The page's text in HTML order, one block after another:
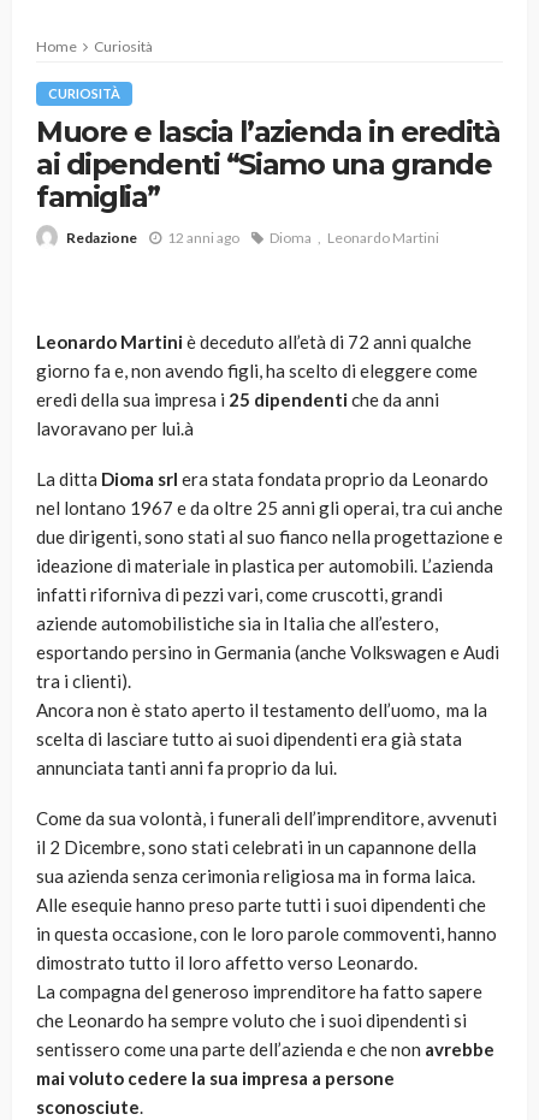
Home Curiosità
CURIOSITÀ
Muore e lascia l’azienda in eredità
ai dipendenti “Siamo una grande
famiglia”
Redazione 12 anni ago Dioma Leonardo Martini
Leonardo Martiniè deceduto all’età di 72 anni qualche
giorno fa e, non avendo figli, ha scelto di eleggere come
eredi della sua impresa i 25 dipendentiche da anni
lavoravano per lui.à
La ditta Dioma srl era stata fondata proprio da Leonardo
nel lontano 1967 e da oltre 25 anni gli operai, tra cui anche
due dirigenti, sono stati al suo fianco nella progettazione e
ideazione di materiale in plastica per automobili. L’azienda
infatti riforniva di pezzi vari, come cruscotti, grandi
aziende automobilistiche sia in Italia che all’estero,
esportando persino in Germania (anche Volkswagen e Audi
tra i clienti).
Ancora non è stato aperto il testamento dell’uomo, ma la
scelta di lasciare tutto ai suoi dipendenti era già stata
annunciata tanti anni fa proprio da lui.
Come da sua volontà, i funerali dell’imprenditore, avvenuti
il 2 Dicembre, sono stati celebrati in un capannone della
sua azienda senza cerimonia religiosa ma in forma laica.
Alle esequie hanno preso parte tutti i suoi dipendenti che
in questa occasione, con le loro parole commoventi, hanno
dimostrato tutto il loro affetto verso Leonardo.
La compagna del generoso imprenditore ha fatto sapere
che Leonardo ha sempre voluto che i suoi dipendenti si
sentissero come una parte dell’azienda e che non avrebbe
mai voluto cedere la sua impresa a persone
sconosciute.